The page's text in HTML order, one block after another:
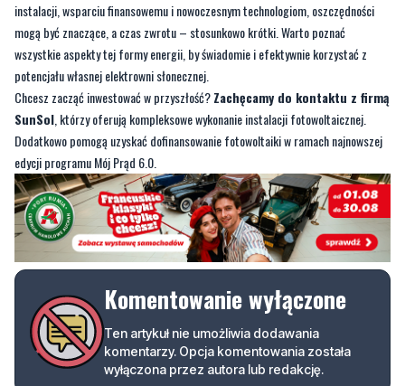
instalacji, wsparciu finansowemu i nowoczesnym technologiom, oszczędności
mogą być znaczące, a czas zwrotu – stosunkowo krótki. Warto poznać
wszystkie aspekty tej formy energii, by świadomie i efektywnie korzystać z
potencjału własnej elektrowni słonecznej.
Chcesz zacząć inwestować w przyszłość?Zachęcamy do kontaktu z firmą
SunSol, którzy oferują kompleksowe wykonanie instalacji fotowoltaicznej.
Dodatkowo pomogą uzyskać dofinansowanie fotowoltaiki w ramach najnowszej
edycji programu Mój Prąd 6.0.
Komentowanie wyłączone
Ten artykuł nie umożliwia dodawania
komentarzy. Opcja komentowania została
wyłączona przez autora lub redakcję.